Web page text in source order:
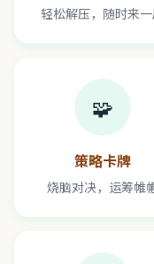
轻松解压，随时来
🧩
策略卡牌
烧脑对决，运筹帷